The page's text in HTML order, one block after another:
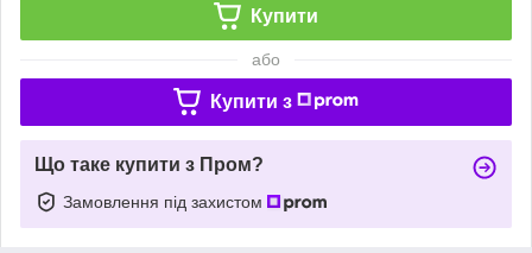
Купити
або
Купити з
Що таке купити з Пром?
Замовлення під захистом